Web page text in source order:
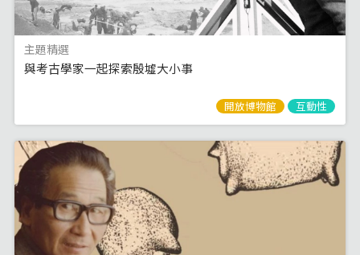
主題精選
與考古學家一起探索殷墟大小事
開放博物館 互動性